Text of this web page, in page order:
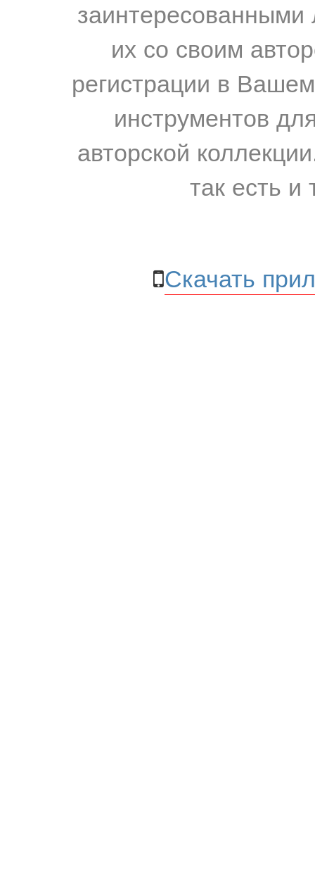
их со своим
регистрации в
инструментов
авторской
так есть и
Скачать